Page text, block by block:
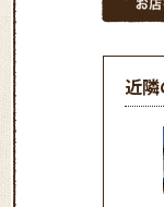
近